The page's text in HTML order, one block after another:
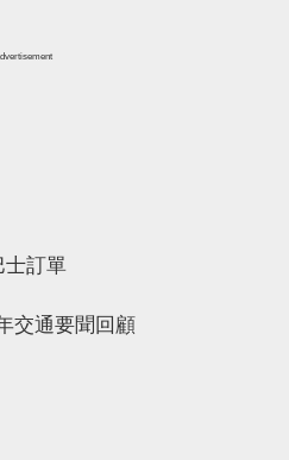
士訂單
交通要聞回顧